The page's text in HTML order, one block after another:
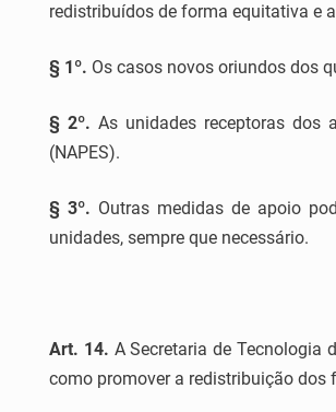
redistribuídos de forma equitativa e
§ 1º. Os casos novos oriundos dos
§ 2º. As unidades receptoras dos
(NAPES).
§ 3º. Outras medidas de apoio
unidades, sempre que necessário.
Art. 14. A Secretaria de Tecnologia
como promover a redistribuição dos